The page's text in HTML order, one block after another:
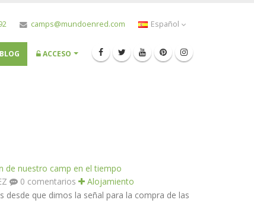
camps@mundoenred.com Español
BLOG ACCESO
de nuestro camp en el tiempo
0 comentarios
Alojamiento
desde que dimos la señal para la compra de las